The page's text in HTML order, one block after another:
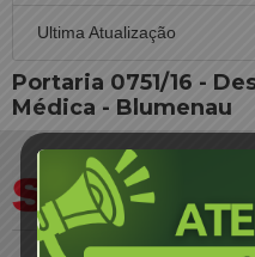
Ultima Atualização
Portaria 0751/16 -
Médica - Blumenau